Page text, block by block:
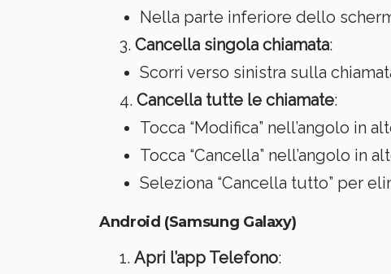
Nella parte inferiore dello
Cancella singola chiamata:
Scorri verso sinistra sulla
Cancella tutte le chiamate:
Tocca “Modifica” nell’angolo in
Tocca “Cancella” nell’angolo in
Seleziona “Cancella tutto” per
Android (Samsung Galaxy)
Apri l’app Telefono: